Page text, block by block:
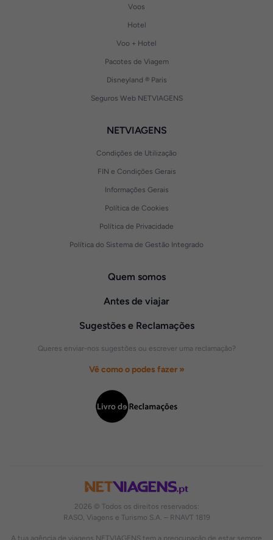
2026 © Todos os direitos reservados:
RASO, Viagens e Turismo S.A. – RNAVT 1819
A tua agência de viagens NETVIAGENS tem a preocupação de estar sempre
Voos
Hotel
Voo + Hotel
Pacotes de Viagem
Disneyland ® Paris
Seguros Web NETVIAGENS
NETVIAGENS
Condições de Utilização
FIN e Condições Gerais
Informações Gerais
Política de Cookies
Política de Privacidade
Política do Sistema de Gestão Integrado
Quem somos
Antes de viajar
Sugestões e Reclamações
Queres enviar-nos sugestões ou escrever uma reclamação?
Vê como o podes fazer »